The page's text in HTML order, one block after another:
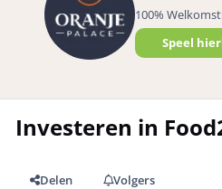
100%
Speel
Investeren in
Delen
Volgers